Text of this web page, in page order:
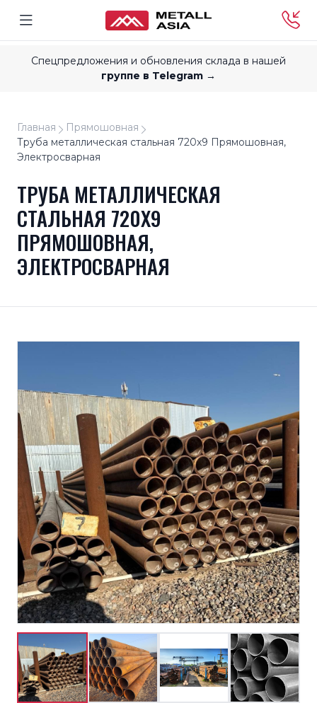
Спецпредложения и обновления склада в нашей
группе в Telegram →
Главная
Прямошовная
Труба металлическая стальная 720x9 Прямошовная,
Электросварная
ТРУБА МЕТАЛЛИЧЕСКАЯ
СТАЛЬНАЯ 720X9
ПРЯМОШОВНАЯ,
ЭЛЕКТРОСВАРНАЯ